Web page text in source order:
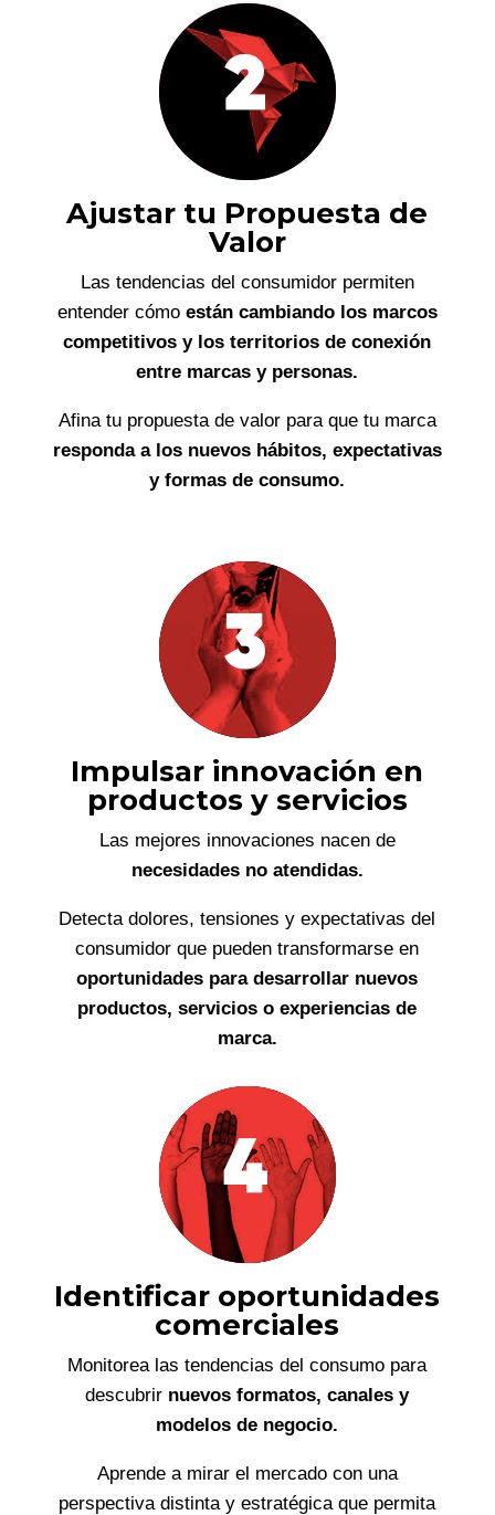
Ajustar tu Propuesta de
Valor
Las tendencias del consumidor permiten
entender cómo están cambiando los marcos
competitivos y los territorios de conexión
entre marcas y personas.
Afina tu propuesta de valor para que tu marca
responda a los nuevos hábitos, expectativas
y formas de consumo.
Impulsar innovación en
productos y servicios
Las mejores innovaciones nacen de
necesidades no atendidas.
Detecta dolores, tensiones y expectativas del
consumidor que pueden transformarse en
oportunidades para desarrollar nuevos
productos, servicios o experiencias de
marca.
Identificar oportunidades
comerciales
Monitorea las tendencias del consumo para
descubrir nuevos formatos, canales y
modelos de negocio.
Aprende a mirar el mercado con una
perspectiva distinta y estratégica que permita